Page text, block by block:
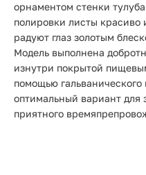
орнаментом стенки
полировки листы красиво
радуют глаз золотым
Модель выполнена
изнутри покрытой
помощью
оптимальный вариант для
приятного